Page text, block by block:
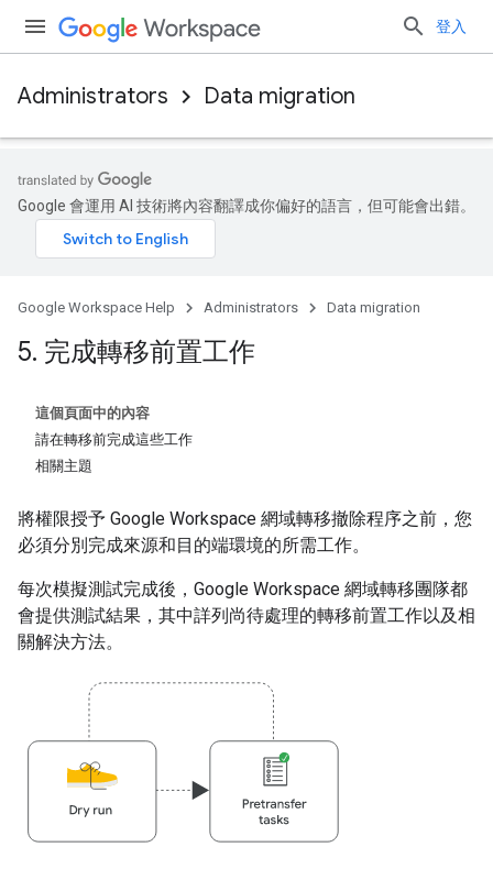
登入
Administrators Data migration
Google 會運用 AI 技術將內容翻譯成你偏好的語言，但可能會出錯。
Google Workspace Help Administrators Data migration
5. 完成轉移前置工作
這個頁面中的內容
請在轉移前完成這些工作
相關主題
將權限授予 Google Workspace 網域轉移撤除程序之前，您
必須分別完成來源和目的端環境的所需工作。
每次模擬測試完成後，Google Workspace 網域轉移團隊都
會提供測試結果，其中詳列尚待處理的轉移前置工作以及相
關解決方法。